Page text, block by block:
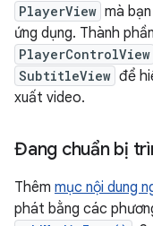
PlayerView mà
ứng dụng. Thành
PlayerControlView
SubtitleView để
xuất video.
Đang chuẩn bị
Thêm mục nội dung
phát bằng các